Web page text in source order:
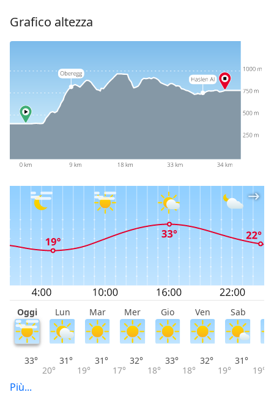
Grafico altezza
Oggi Lun Mar Mer Gio Ven Sab
33°
20°
31°
19°
31°
17°
32°
18°
33°
18°
32°
19°
31°
19°
Più...